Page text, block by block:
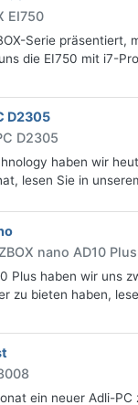
EI750
Serie präsentiert,
die EI750 mit i7-
D2305
D2305
haben wir
lesen Sie in
nano AD10 Plus
Plus haben wir uns
zu bieten haben,
ein neuer Adli-